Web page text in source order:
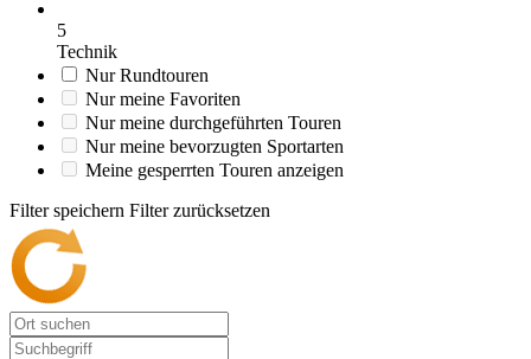
5
Technik
Nur Rundtouren
Nur meine Favoriten
Nur meine durchgeführten Touren
Nur meine bevorzugten Sportarten
Meine gesperrten Touren anzeigen
Filter speichern Filter zurücksetzen